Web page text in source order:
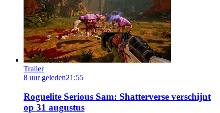
Trailer
8 uur geleden21:55
Roguelite Serious Sam: Shatterverse verschijnt
op 31 augustus